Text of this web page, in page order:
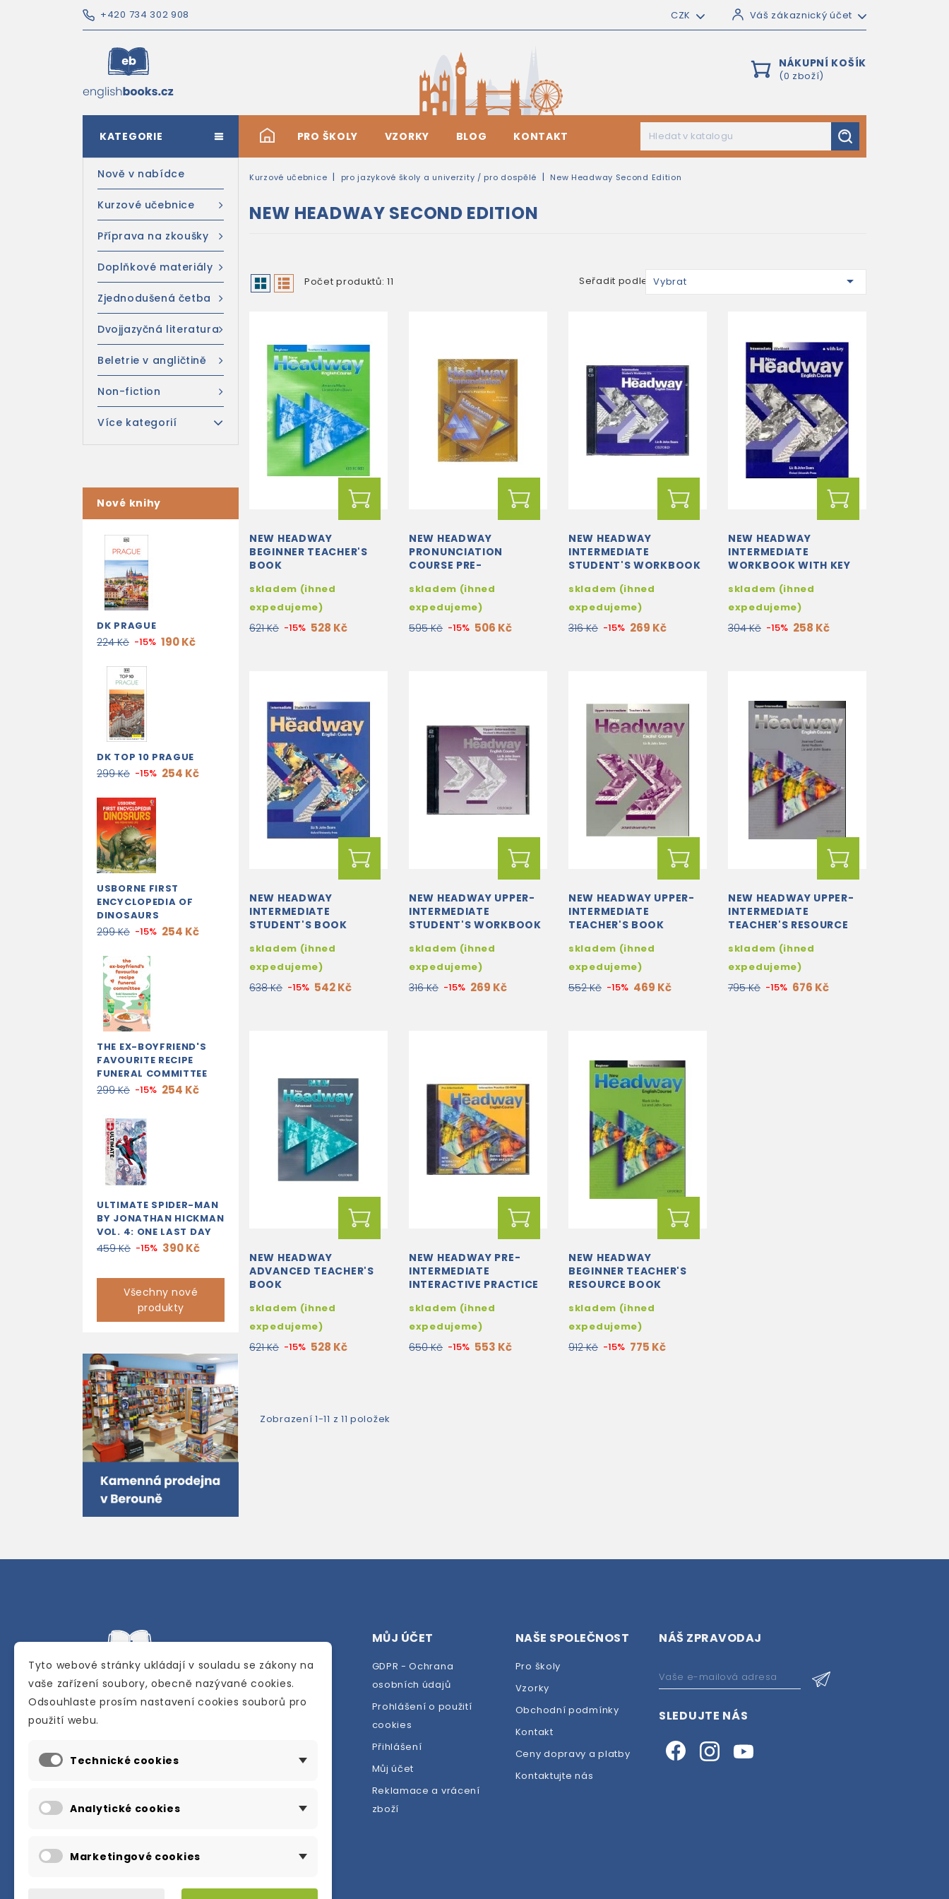
+420 734 302 908 CZK Váš zákaznický účet
NÁKUPNÍ KOŠÍK
(0 zboží)
# PRO ŠKOLY VZORKY BLOG KONTAKT
KATEGORIE
Nově v nabídce
Kurzové učebnice
Příprava na zkoušky
Doplňkové materiály
Zjednodušená četba
Dvojjazyčná literatura
Beletrie v angličtině
Non-fiction
Více kategorií
Nové knihy
DK PRAGUE
224 Kč -15% 190 Kč
DK TOP 10 PRAGUE
299 Kč -15% 254 Kč
USBORNE FIRST
ENCYCLOPEDIA OF
DINOSAURS
299 Kč -15% 254 Kč
THE EX-BOYFRIEND'S
FAVOURITE RECIPE
FUNERAL COMMITTEE
299 Kč -15% 254 Kč
ULTIMATE SPIDER-MAN
BY JONATHAN HICKMAN
VOL. 4: ONE LAST DAY
459 Kč -15% 390 Kč
Všechny nové
produkty
Kurzové učebnice pro jazykové školy a univerzity / pro dospělé New Headway Second Edition
NEW HEADWAY SECOND EDITION
Počet produktů: 11 Seřadit podle: Vybrat 
NEW HEADWAY
BEGINNER TEACHER'S
BOOK
skladem (ihned
expedujeme)
621 Kč -15% 528 Kč
NEW HEADWAY
PRONUNCIATION
COURSE PRE-
STUDENT'S BOOK +
AUDIO CD PACK
skladem (ihned
expedujeme)
595 Kč -15% 506 Kč
NEW HEADWAY
INTERMEDIATE
STUDENT'S WORKBOOK
skladem (ihned
expedujeme)
316 Kč -15% 269 Kč
NEW HEADWAY
INTERMEDIATE
WORKBOOK WITH KEY
skladem (ihned
expedujeme)
304 Kč -15% 258 Kč
NEW HEADWAY
INTERMEDIATE
STUDENT'S BOOK
skladem (ihned
expedujeme)
638 Kč -15% 542 Kč
NEW HEADWAY UPPER-
INTERMEDIATE
STUDENT'S WORKBOOK
skladem (ihned
expedujeme)
316 Kč -15% 269 Kč
NEW HEADWAY UPPER-
INTERMEDIATE
TEACHER'S BOOK
skladem (ihned
expedujeme)
552 Kč -15% 469 Kč
NEW HEADWAY UPPER-
INTERMEDIATE
TEACHER'S RESOURCE
skladem (ihned
expedujeme)
795 Kč -15% 676 Kč
NEW HEADWAY
ADVANCED TEACHER'S
BOOK
skladem (ihned
expedujeme)
621 Kč -15% 528 Kč
NEW HEADWAY PRE-
INTERMEDIATE
INTERACTIVE PRACTICE
skladem (ihned
expedujeme)
650 Kč -15% 553 Kč
NEW HEADWAY
BEGINNER TEACHER'S
RESOURCE BOOK
skladem (ihned
expedujeme)
912 Kč -15% 775 Kč
Zobrazení 1-11 z 11 položek
Internetové a kamenné knihkupectví se
anglického jazyka.
Karly Machové 48 Beroun 266 01
info@englishbooks.cz
MŮJ ÚČET
GDPR - Ochrana
osobních údajů
Prohlášení o použití
cookies
Přihlášení
Můj účet
Reklamace a vrácení
zboží
NAŠE SPOLEČNOST
Pro školy
Vzorky
Obchodní podmínky
Kontakt
Ceny dopravy a platby
Kontaktujte nás
NÁŠ ZPRAVODAJ
SLEDUJTE NÁS
Tyto webové stránky ukládají v souladu se zákony na
vaše zařízení soubory, obecně nazývané cookies.
Odsouhlaste prosím nastavení cookies souborů pro
použití webu.
Technické cookies
Analytické cookies
Marketingové cookies